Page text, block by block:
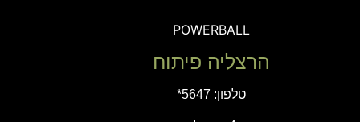
POWERBALL
הרצליה פיתוח
טלפון: 5647*